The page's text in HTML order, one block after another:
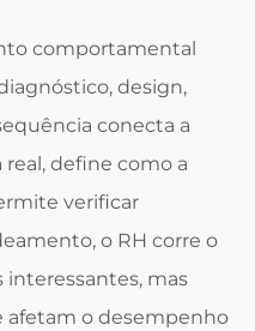
comportamental
design,
conecta a
define como a
verificar
o RH corre o
interessantes, mas
afetam o desempenho